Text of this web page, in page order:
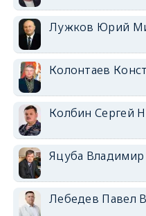
Лужков Юрий
Колонтаев
Колбин Сергей
Яцуба Владимир
Лебедев Павел